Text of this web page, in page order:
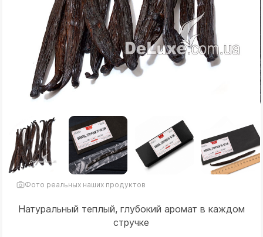
Фото реальных наших продуктов
Натуральный теплый, глубокий аромат в каждом
стручке